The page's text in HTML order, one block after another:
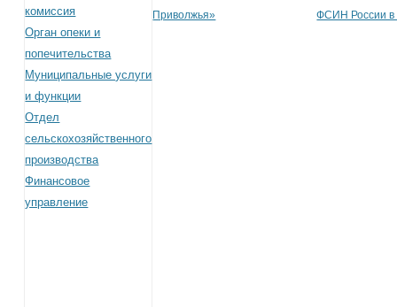
комиссия
Орган опеки и
попечительства
Муниципальные услуги
и функции
Отдел
сельскохозяйственного
производства
Финансовое
управление
Приволжья»
ФСИН России